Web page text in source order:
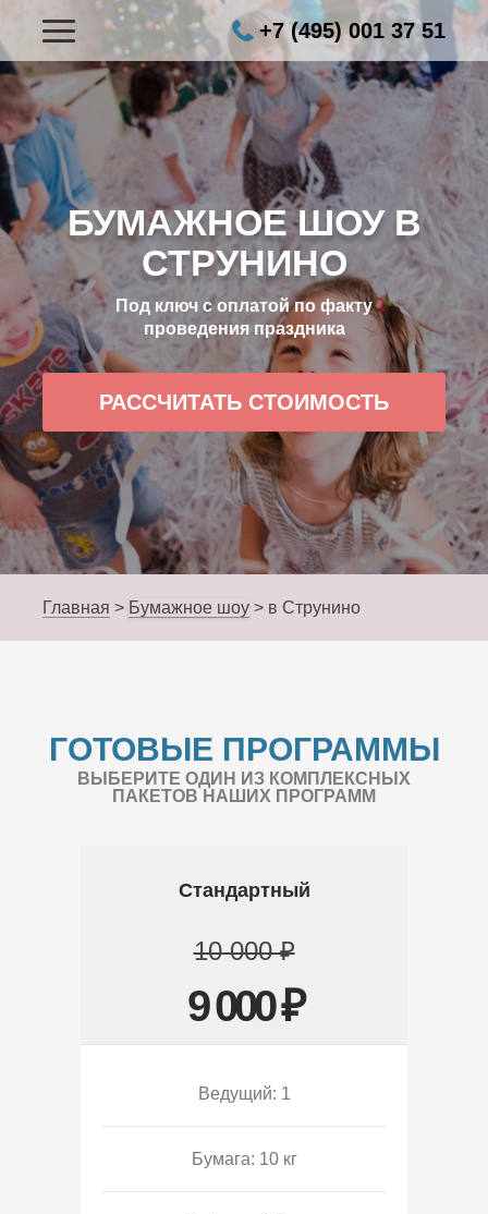
+7 (495) 001 37 51
БУМАЖНОЕ ШОУ В
СТРУНИНО
Под ключ с оплатой по факту
проведения праздника
РАССЧИТАТЬ СТОИМОСТЬ
Главная > Бумажное шоу > в Струнино
ГОТОВЫЕ ПРОГРАММЫ
ВЫБЕРИТЕ ОДИН ИЗ КОМПЛЕКСНЫХ
ПАКЕТОВ НАШИХ ПРОГРАММ
Стандартный
10 000 ₽
9 000 ₽
Ведущий: 1
Бумага: 10 кг